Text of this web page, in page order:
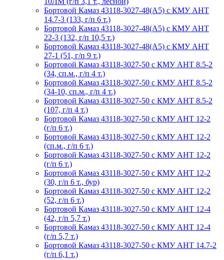
Бортовой Камаз 43118-3027-48(A5) с КМУ АНТ
14.7-3 (133, г/п 6 т.)
Бортовой Камаз 43118-3027-48(A5) с КМУ АНТ
22-3 (132, г/п 10,5 т.)
Бортовой Камаз 43118-3027-48(A5) с КМУ АНТ
27-1 (51, г/п 9 т.)
Бортовой Камаз 43118-3027-50 с КМУ АНТ 8.5-2
(34, сп.м., г/п 4 т.)
Бортовой Камаз 43118-3027-50 с КМУ АНТ 8.5-2
(34-10, сп.м., г/п 4 т.)
Бортовой Камаз 43118-3027-50 с КМУ АНТ 8.5-2
(107, г/п 4 т.)
Бортовой Камаз 43118-3027-50 с КМУ АНТ 12-2
(г/п 6 т.)
Бортовой Камаз 43118-3027-50 с КМУ АНТ 12-2
(сп.м., г/п 6 т.)
Бортовой Камаз 43118-3027-50 с КМУ АНТ 12-2
(г/п 6 т.)
Бортовой Камаз 43118-3027-50 с КМУ АНТ 12-2
(30, г/п 6 т., бур)
Бортовой Камаз 43118-3027-50 с КМУ АНТ 12-2
(52, г/п 6 т.)
Бортовой Камаз 43118-3027-50 с КМУ АНТ 12-4
(42, г/п 5,7 т.)
Бортовой Камаз 43118-3027-50 с КМУ АНТ 12-4
(г/п 5,7 т.)
Бортовой Камаз 43118-3027-50 с КМУ АНТ 14.7-2
(г/п 6,1 т.)